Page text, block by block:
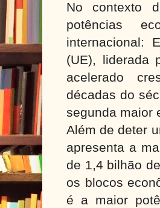
No contexto
potências
internacional:
(UE), liderada
acelerado
décadas do
segunda maior
Além de deter
apresenta a
de 1,4 bilhão
os blocos
é a maior